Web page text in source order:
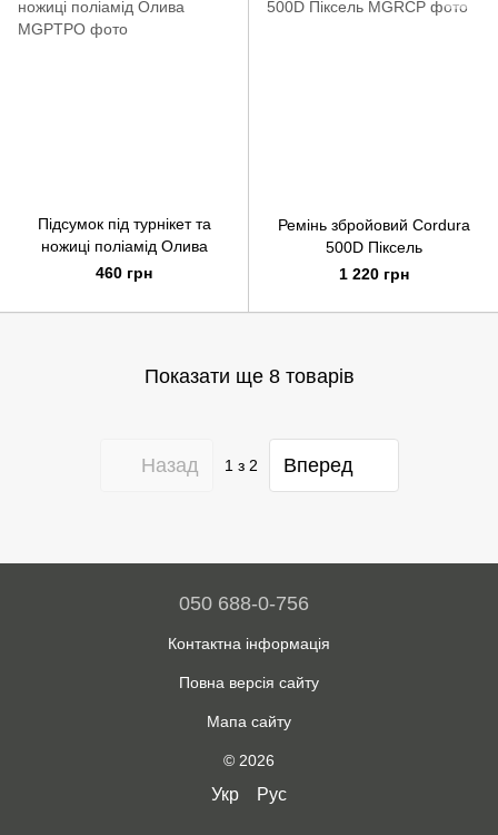
Підсумок під турнікет та
ножиці поліамід Олива
460 грн
Ремінь збройовий Cordura
500D Піксель
1 220 грн
Показати ще 8 товарів
Назад 1 з 2 Вперед
050 688-0-756
Контактна інформація
Повна версія сайту
Мапа сайту
© 2026
Укр Рус